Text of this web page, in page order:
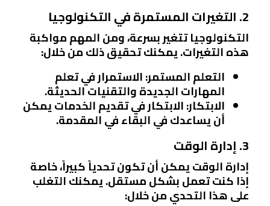
2. التغيرات المستمرة في التكنولوجيا
التكنولوجيا تتغير بسرعة، ومن المهم مواكبة
هذه التغيرات. يمكنك تحقيق ذلك من خلال:
التعلم المستمر: الاستمرار في تعلم
المهارات الجديدة والتقنيات الحديثة.
الابتكار: الابتكار في تقديم الخدمات يمكن
أن يساعدك في البقاء في المقدمة.
3. إدارة الوقت
إدارة الوقت يمكن أن تكون تحدياً كبيراً، خاصة
إذا كنت تعمل بشكل مستقل. يمكنك التغلب
على هذا التحدي من خلال: